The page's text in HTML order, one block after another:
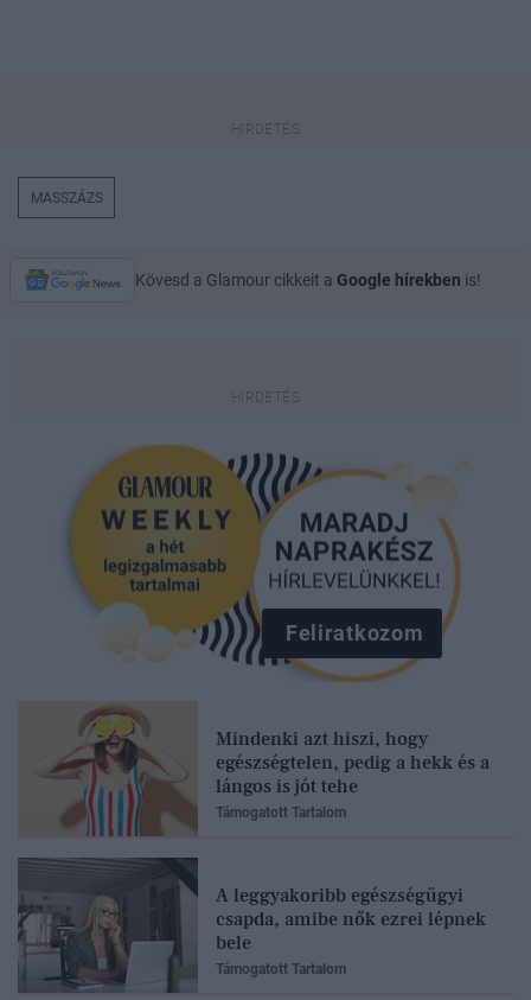
MASSZÁZS
Kövesd a Glamour cikkeit a Google hírekben is!
Feliratkozom
Mindenki azt hiszi, hogy
egészségtelen, pedig a hekk és a
lángos is jót tehe
Támogatott Tartalom
A leggyakoribb egészségügyi
csapda, amibe nők ezrei lépnek
bele
Támogatott Tartalom